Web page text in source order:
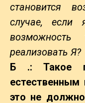
становится
случае,
реализовать Я?
Б .: Такое
естественным
это не